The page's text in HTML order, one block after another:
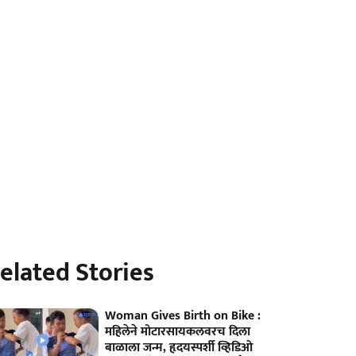
Stories
Woman Gives Birth on Bike :
महिलेने मोटारसायकलवरच दिला
बाळाला जन्म, हृदयस्पर्शी व्हिडिओ